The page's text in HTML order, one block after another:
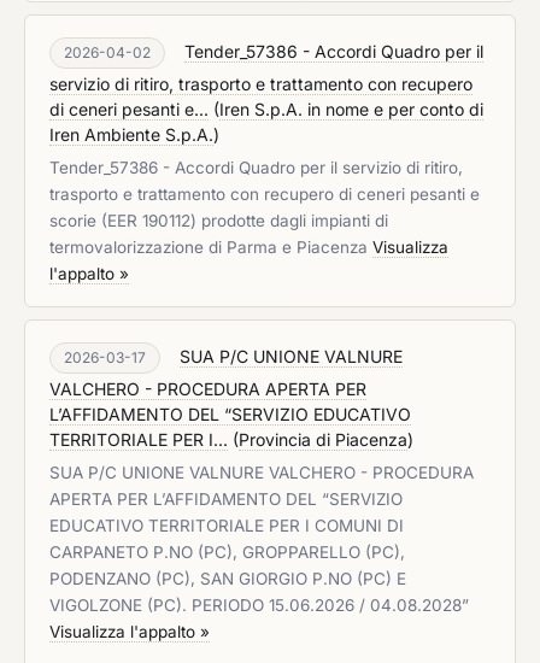
2026-04-02
Tender_57386 - Accordi Quadro per il
servizio di ritiro, trasporto e trattamento con recupero
di ceneri pesanti e... (Iren S.p.A. in nome e per conto di
Iren Ambiente S.p.A.)
Tender_57386 - Accordi Quadro per il servizio di ritiro,
trasporto e trattamento con recupero di ceneri pesanti e
scorie (EER 190112) prodotte dagli impianti di
termovalorizzazione di Parma e Piacenza Visualizza
l'appalto »
2026-03-17
SUA P/C UNIONE VALNURE
VALCHERO - PROCEDURA APERTA PER
L’AFFIDAMENTO DEL “SERVIZIO EDUCATIVO
TERRITORIALE PER I... (Provincia di Piacenza)
SUA P/C UNIONE VALNURE VALCHERO - PROCEDURA
APERTA PER L’AFFIDAMENTO DEL “SERVIZIO
EDUCATIVO TERRITORIALE PER I COMUNI DI
CARPANETO P.NO (PC), GROPPARELLO (PC),
PODENZANO (PC), SAN GIORGIO P.NO (PC) E
VIGOLZONE (PC). PERIODO 15.06.2026 / 04.08.2028”
Visualizza l'appalto »